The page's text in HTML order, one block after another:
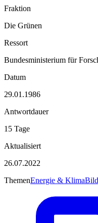
Fraktion
Die Grünen
Ressort
Bundesministerium für
Datum
29.01.1986
Antwortdauer
15 Tage
Aktualisiert
26.07.2022
ThemenEnergie & Klima